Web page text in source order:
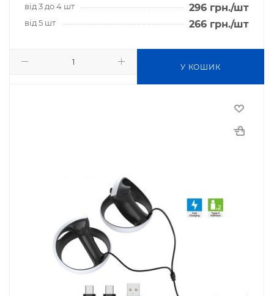
від 3 до 4 шт 296 грн./шт
від 5 шт 266 грн./шт
У КОШИК